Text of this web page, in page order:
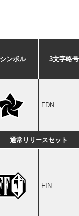
シンボル 3文字略号
FDN
通常リリースセット
FIN